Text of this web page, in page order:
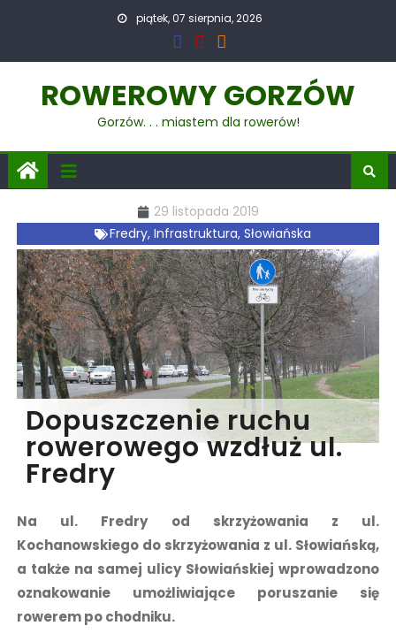
piątek, 07 sierpnia, 2026
ROWEROWY GORZÓW
Gorzów. . . miastem dla rowerów!
29 listopada 2019
Fredry, Infrastruktura, Słowiańska
Dopuszczenie ruchu
rowerowego wzdłuż ul.
Fredry
Na ul. Fredry od skrzyżowania z ul.
Kochanowskiego do skrzyżowania z ul. Słowiańską,
a także na samej ulicy Słowiańskiej wprowadzono
oznakowanie umożliwiające poruszanie się
rowerem po chodniku.